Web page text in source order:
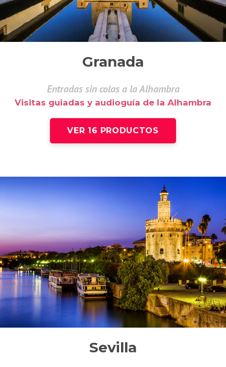
Granada
Entradas sin colas a la Alhambra
Visitas guiadas y audioguía de la Alhambra
VER 16 PRODUCTOS
Sevilla